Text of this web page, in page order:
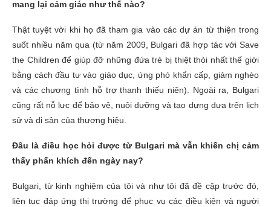
mang lại cảm giác như thế nào?
Thật tuyệt vời khi họ đã tham gia vào các dự án từ thiện trong
suốt nhiều năm qua (từ năm 2009, Bulgari đã hợp tác với Save
the Children để giúp đỡ những đứa trẻ bị thiệt thòi nhất thế giới
bằng cách đầu tư vào giáo dục, ứng phó khẩn cấp, giảm nghèo
và các chương tình hỗ trợ thanh thiếu niên). Ngoài ra, Bulgari
cũng rất nỗ lực để bảo vệ, nuôi dưỡng và tạo dựng dựa trên lịch
sử và di sản của thương hiệu.
Đâu là điều học hỏi được từ Bulgari mà vẫn khiến chị cảm
thấy phấn khích đến ngày nay?
Bulgari, từ kinh nghiệm của tôi và như tôi đã đề cập trước đó,
liên tục đáp ứng thị trường để phục vụ các điều kiện và người